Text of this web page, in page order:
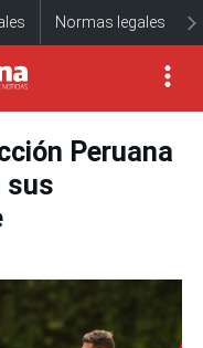
Normas legales
Peruana
sus